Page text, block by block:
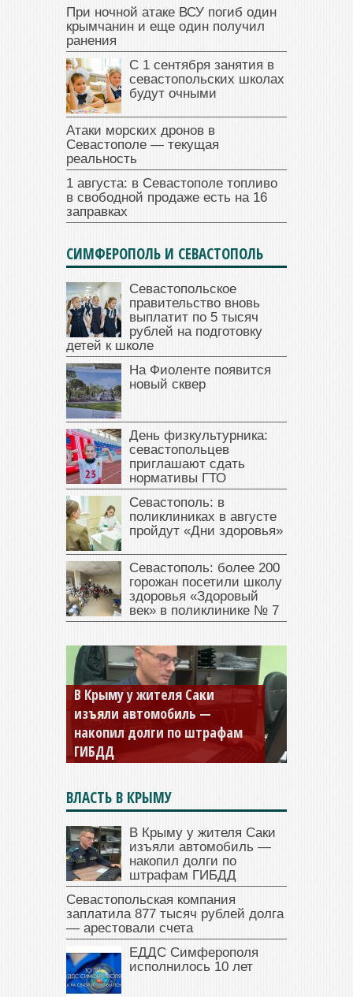
При ночной атаке ВСУ погиб один
крымчанин и еще один получил
ранения
С 1 сентября занятия в
севастопольских школах
будут очными
Атаки морских дронов в
Севастополе — текущая
реальность
1 августа: в Севастополе топливо
в свободной продаже есть на 16
заправках
СИМФЕРОПОЛЬ И СЕВАСТОПОЛЬ
Севастопольское
правительство вновь
выплатит по 5 тысяч
рублей на подготовку
детей к школе
На Фиоленте появится
новый сквер
День физкультурника:
севастопольцев
приглашают сдать
нормативы ГТО
Севастополь: в
поликлиниках в августе
пройдут «Дни здоровья»
Севастополь: более 200
горожан посетили школу
здоровья «Здоровый
век» в поликлинике № 7
Севастопольская компания
заплатила 877 тысяч рублей
долга — арестовали счета
ВЛАСТЬ В КРЫМУ
В Крыму у жителя Саки
изъяли автомобиль —
накопил долги по
штрафам ГИБДД
Севастопольская компания
заплатила 877 тысяч рублей долга
— арестовали счета
ЕДДС Симферополя
исполнилось 10 лет